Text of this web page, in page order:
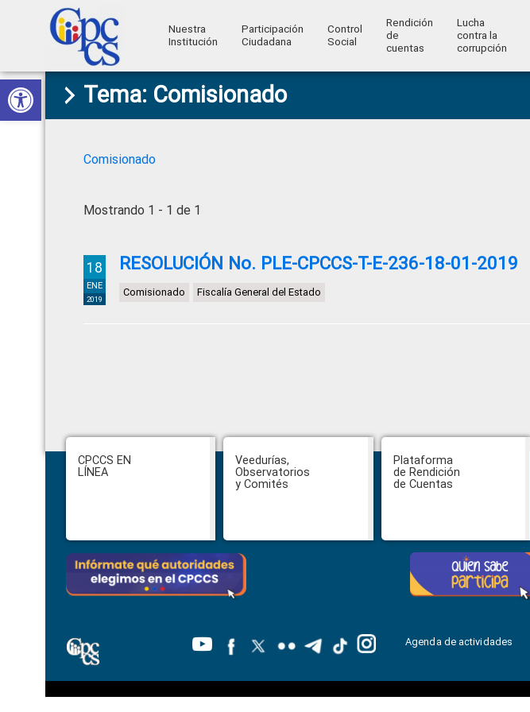
Abrir barra de herramientas
Skip
to
primary
Skip
to
main
Skip
to
primary
Skip
to
footer
Consejo
de
Ciudadana
Control
Construyendo
Poder
Ciudadano
Nuestra
Institución
Participación
Ciudadana
Control
Social
Rendición
de
cuentas
Lucha
contra la
corrupción
Tema: Comisionado
Comisionado
Mostrando 1 - 1 de 1
18
ENE
2019
RESOLUCIÓN No. PLE-CPCCS-T-E-236-18-01-2019
Comisionado Fiscalía General del Estado
Footer
CPCCS EN
LÍNEA
Veedurías,
Observatorios
y Comités
Plataforma
de Rendición
de Cuentas
Agenda de actividades